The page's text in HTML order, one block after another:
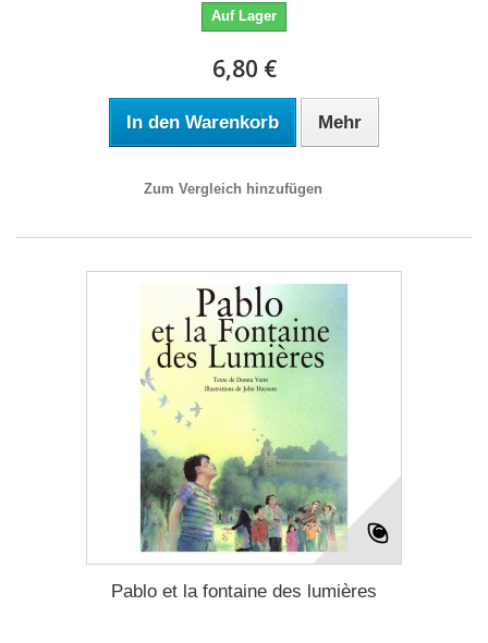
Auf Lager
6,80 €
In den Warenkorb Mehr
Zum Vergleich hinzufügen
Pablo et la fontaine des lumières